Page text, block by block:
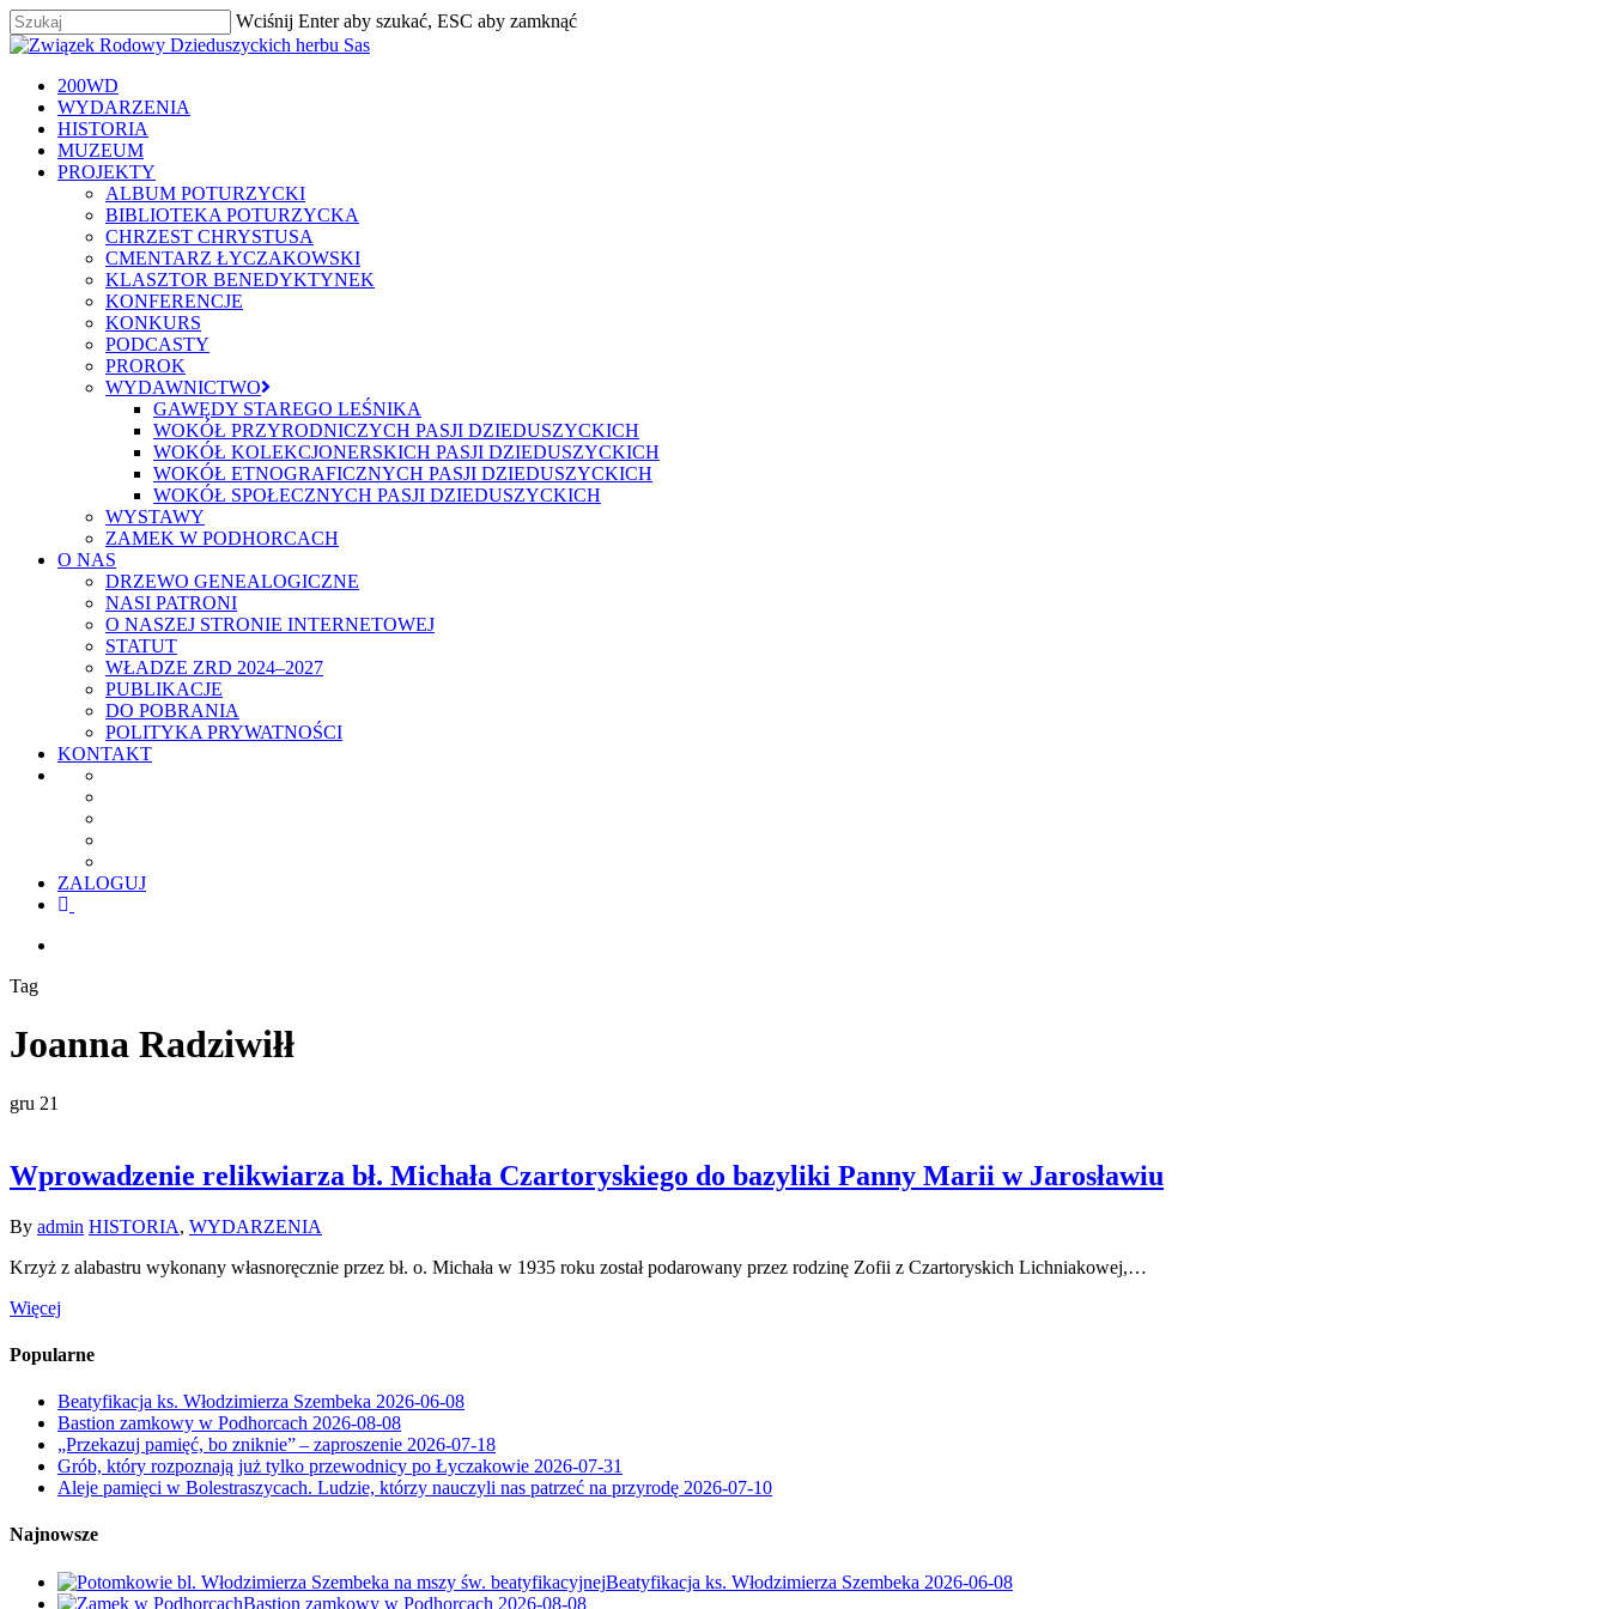
Skip
to
content
Wciśnij Enter aby szukać, ESC aby zamknąć
Zamknij
szukaj
Menu
200WD
WYDARZENIA
HISTORIA
MUZEUM
PROJEKTY
ALBUM POTURZYCKI
BIBLIOTEKA POTURZYCKA
CHRZEST CHRYSTUSA
CMENTARZ ŁYCZAKOWSKI
KLASZTOR BENEDYKTYNEK
KONFERENCJE
KONKURS
PODCASTY
PROROK
WYDAWNICTWO
GAWĘDY STAREGO LEŚNIKA
WOKÓŁ PRZYRODNICZYCH PASJI DZIEDUSZYCKICH
WOKÓŁ KOLEKCJONERSKICH PASJI DZIEDUSZYCKICH
WOKÓŁ ETNOGRAFICZNYCH PASJI DZIEDUSZYCKICH
WOKÓŁ SPOŁECZNYCH PASJI DZIEDUSZYCKICH
WYSTAWY
ZAMEK W PODHORCACH
O NAS
DRZEWO GENEALOGICZNE
NASI PATRONI
O NASZEJ STRONIE INTERNETOWEJ
STATUT
WŁADZE ZRD 2024–2027
PUBLIKACJE
DO POBRANIA
POLITYKA PRYWATNOŚCI
KONTAKT
ZALOGUJ
facebook
Tag
Joanna Radziwiłł
gru 21
Wprowadzenie relikwiarza bł. Michała Czartoryskiego do bazyliki Panny Marii w Jarosławiu
By admin HISTORIA, WYDARZENIA
Krzyż z alabastru wykonany własnoręcznie przez bł. o. Michała w 1935 roku został podarowany przez rodzinę Zofii z Czartoryskich Lichniakowej,…
Więcej
Popularne
Beatyfikacja ks. Włodzimierza Szembeka 2026-06-08
Bastion zamkowy w Podhorcach 2026-08-08
„Przekazuj pamięć, bo zniknie” – zaproszenie 2026-07-18
Grób, który rozpoznają już tylko przewodnicy po Łyczakowie 2026-07-31
Aleje pamięci w Bolestraszycach. Ludzie, którzy nauczyli nas patrzeć na przyrodę 2026-07-10
Najnowsze
Beatyfikacja ks. Włodzimierza Szembeka 2026-06-08
Bastion zamkowy w Podhorcach 2026-08-08